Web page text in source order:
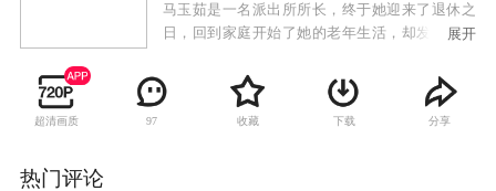
马玉茹是一名派出所所长，终于她迎来了退休之
日，回到家庭开始了她的老年生活，却发现生活
复杂和难以解决。马玉茹有一儿一女丁满意和丁
如意。丁满意有着一段失败的婚姻，如今独自抚
养着儿子丁当，某日，丁满意结识了温柔贤惠的
展开
超清画质 97 收藏 下载 分享
热门评论